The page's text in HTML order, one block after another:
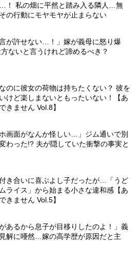
！ 私の畑に平然と踏み入る隣人…無
の行動にモヤモヤが止まらない
言が許せない…！」嫁が義母に怒り爆
ないと言うけれど諦めるべき？
のに彼女の荷物は持ちたくない？ 彼を
けど楽しまないともったいない！【あ
きません Vol.8】
ホ画面がなんか怪しい…」ジム通いで別
わった!? 夫が隠していた衝撃の事実と
き合いに喜ぶよし子だったが…「うど
ライス」から始まる小さな違和感【あ
きません Vol.5】
があるから息子が目移りしたのよ！」義
解に唖然…嫁の高学歴が原因だと主